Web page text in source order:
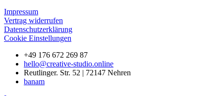
Impressum
Vertrag widerrufen
Datenschutzerklärung
Cookie Einstellungen
+49 176 672 269 87
hello@creative-studio.online
Reutlinger. Str. 52 | 72147 Nehren
banam